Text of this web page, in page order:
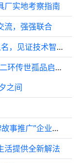
厂实地考察指南
流，强强联合
穗宝集团「启承」新品上市|以启承之名，见证技术智承
国安府·观玺央景楼尊荣耀封顶！99席二环传世孤品启动“限时藏机”
之间
罗莱生活荣登“2025中国纺织服装品牌故事推广”企业榜单 企业责任与科技智造共筑品牌向上之...
活提供全新解法